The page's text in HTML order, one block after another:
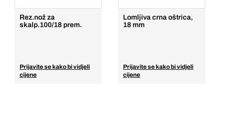
Rez.nož za
skalp.100/18 prem.
Prijavite se kako bi vidjeli
cijene
Lomljiva crna oštrica,
18 mm
Prijavite se kako bi vidjeli
cijene